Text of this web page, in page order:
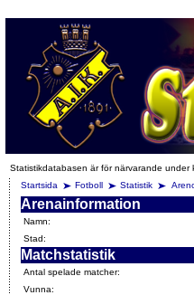
Statistikdatabasen är för närvarande
Startsida
Fotboll Statistik
Arenainformation
Namn:
Stad:
Matchstatistik
Antal spelade matcher:
Vunna: